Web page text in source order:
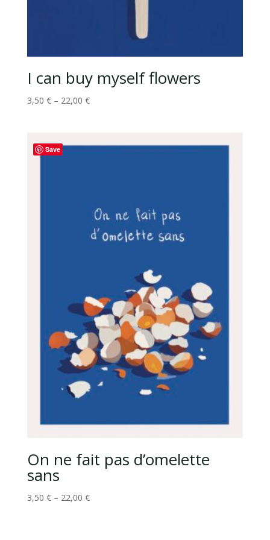
I can buy myself flowers
3,50 €– 22,00 €
Save
On ne fait pas d’omelette
sans
3,50 €– 22,00 €